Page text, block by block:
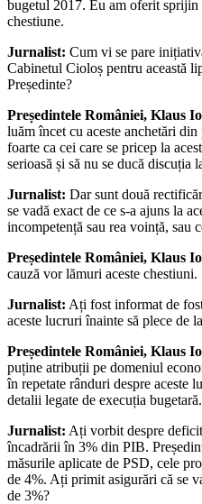
bugetul 2017. Eu am oferit sprijin
chestiune.
Jurnalist: Cum vi se pare
Cabinetul Cioloș pentru această
Președinte?
Președintele României, Klaus
luăm încet cu aceste anchetări
foarte ca cei care se pricep la
serioasă și să nu se ducă discuția
Jurnalist: Dar sunt două
se vadă exact de ce s-a ajuns la
incompetență sau rea voință, sau
Președintele României, Klaus
cauză vor lămuri aceste chestiuni.
Jurnalist: Ați fost informat de
aceste lucruri înainte să plece de
Președintele României, Klaus
puține atribuții pe domeniul
în repetate rânduri despre aceste
detalii legate de execuția bugetară.
Jurnalist: Ați vorbit despre
încadrării în 3% din PIB.
măsurile aplicate de PSD, cele
de 4%. Ați primit asigurări că se
de 3%?